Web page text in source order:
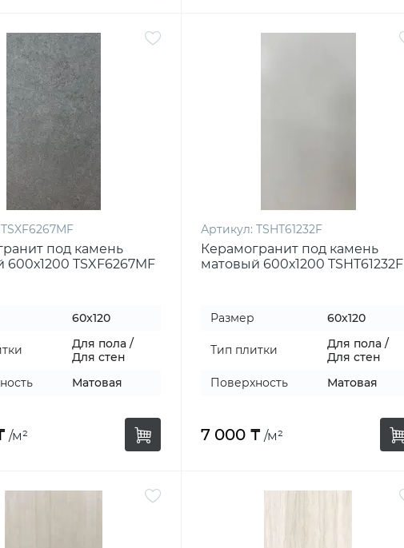
TSXF6267MF
под камень
600х1200 TSXF6267MF
60x120
Для пола /
Для стен
Матовая
/м²
Артикул: TSHT61232F
Керамогранит под камень
матовый 600х1200 TSHT61232F
Размер 60x120
Тип плитки
Для пола /
Для стен
Поверхность
Матовая
7 000 ₸ /м²